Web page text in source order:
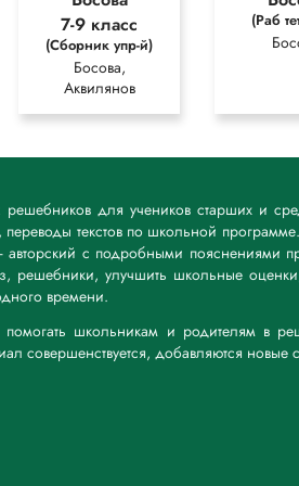
впечатлений, ощущений,
долгий
целях для более полного
7-9 класс
(Сборник упр-й)
Босова,
Аквилянов
(Раб
для учеников старших и
текстов по школьной
с подробными пояснениями
решебники, улучшить школьные
времени.
помогать школьникам и родителям в
совершенствуется, добавляются